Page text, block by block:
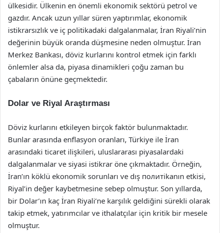
ülkesidir. Ülkenin en önemli ekonomik sektörü petrol ve
gazdır. Ancak uzun yıllar süren yaptırımlar, ekonomik
istikrarsızlık ve iç politikadaki dalgalanmalar, İran Riyali’nin
değerinin büyük oranda düşmesine neden olmuştur. İran
Merkez Bankası, döviz kurlarını kontrol etmek için farklı
önlemler alsa da, piyasa dinamikleri çoğu zaman bu
çabaların önüne geçmektedir.
Dolar ve Riyal Araştırması
Döviz kurlarını etkileyen birçok faktör bulunmaktadır.
Bunlar arasında enflasyon oranları, Türkiye ile İran
arasındaki ticaret ilişkileri, uluslararası piyasalardaki
dalgalanmalar ve siyasi istikrar öne çıkmaktadır. Örneğin,
İran’ın köklü ekonomik sorunları ve dış политikanın etkisi,
Riyal’in değer kaybetmesine sebep olmuştur. Son yıllarda,
bir Dolar’ın kaç İran Riyali’ne karşılık geldiğini sürekli olarak
takip etmek, yatırımcılar ve ithalatçılar için kritik bir mesele
olmuştur.